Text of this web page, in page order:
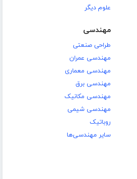
علوم دیگر
مهندسی
طراحی صنعتی
مهندسی عمران
مهندسی معماری
مهندسی برق
مهندسی مکانیک
مهندسی شیمی
روباتیک
سایر مهندسی‌ها